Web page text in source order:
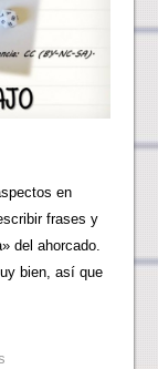
en
frases y
del ahorcado.
bien, así que